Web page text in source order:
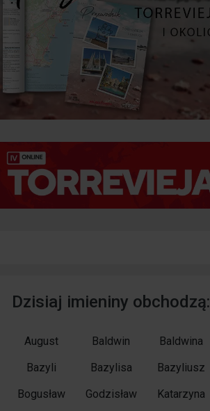
Dzisiaj imieniny obchodzą:
August Baldwin
Baldwina
Bazyli
Bazylisa
Bazyliusz
Bogusław
Godzisław Katarzyna